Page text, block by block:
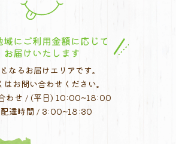
域にご利用金額に応じて
お届けいたします
なるお届けエリアです。
はお問い合わせください。
わせ / (平日) 10:00~18:00
達時間 / 3:00~18:30